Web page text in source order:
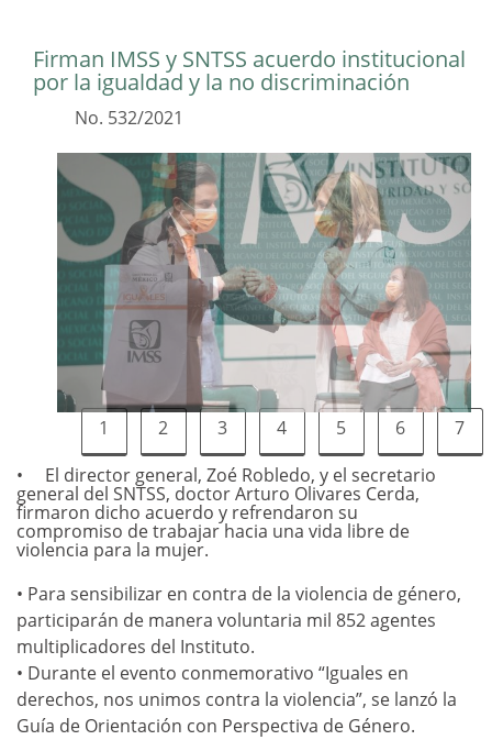
Firman IMSS y SNTSS acuerdo institucional
por la igualdad y la no discriminación
No. 532/2021
1 2 3 4 5 6
7
El director general, Zoé Robledo, y el secretario
general del SNTSS, doctor Arturo Olivares Cerda,
firmaron dicho acuerdo y refrendaron su
compromiso de trabajar hacia una vida libre de
violencia para la mujer.
• Para sensibilizar en contra de la violencia de género,
participarán de manera voluntaria mil 852 agentes
multiplicadores del Instituto.
• Durante el evento conmemorativo “Iguales en
derechos, nos unimos contra la violencia”, se lanzó la
Guía de Orientación con Perspectiva de Género.